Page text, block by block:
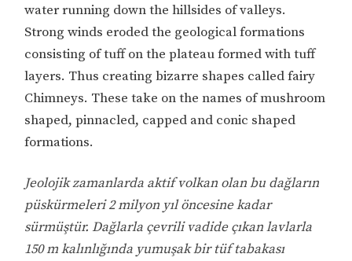
water running down the hillsides of valleys.
Strong winds eroded the geological formations
consisting of tuff on the plateau formed with tuff
layers. Thus creating bizarre shapes called fairy
Chimneys. These take on the names of mushroom
shaped, pinnacled, capped and conic shaped
formations.
Jeolojik zamanlarda aktif volkan olan bu dağların
püskürmeleri 2 milyon yıl öncesine kadar
sürmüştür. Dağlarla çevrili vadide çıkan lavlarla
150 m kalınlığında yumuşak bir tüf tabakası